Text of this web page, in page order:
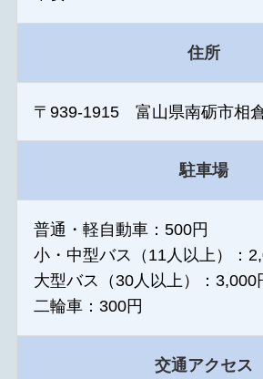
住所
〒939-1915 富山県南砺市相
駐車場
普通・軽自動車：500円
小・中型バス（11人以上）：
大型バス（30人以上）：3,000
二輪車：300円
交通アクセス